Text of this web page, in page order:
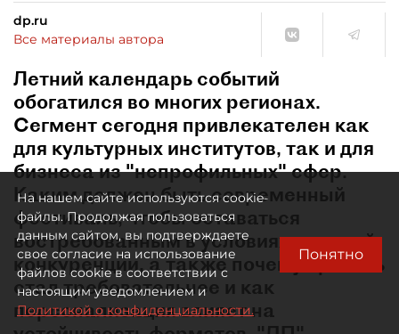
dp.ru
Все материалы автора
Летний календарь событий
обогатился во многих регионах.
Сегмент сегодня привлекателен как
для культурных институтов, так и для
бизнеса из "непрофильных" сфер.
Каким должен быть современный
фестиваль, чтобы оставаться
востребованным в условиях высокой
конкуренции, а также почему зритель
стал требовательнее и как
персонализация влияет на
На нашем сайте используются cookie-
файлы. Продолжая пользоваться
данным сайтом, вы подтверждаете
свое согласие на использование
файлов cookie в соответствии с
настоящим уведомлением и
Политикой о конфиденциальности.
Понятно